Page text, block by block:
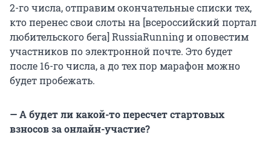
2-го числа, отправим окончательные списки тех,
кто перенес свои слоты на [всероссийский портал
любительского бега] RussiaRunning и оповестим
участников по электронной почте. Это будет
после 16-го числа, а до тех пор марафон можно
будет пробежать.
— А будет ли какой-то пересчет стартовых
взносов за онлайн-участие?